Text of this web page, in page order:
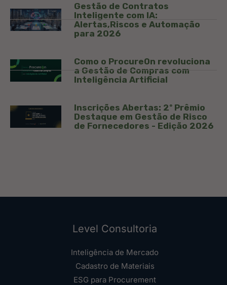
Gestão de Contratos
Inteligente com IA:
Alertas,Riscos e Automação
para 2026
Como o ProcureOn revoluciona
a Gestão de Compras com
Inteligência Artificial
Inscrições Abertas: 2º Prêmio
Destaque em Gestão de Risco
de Fornecedores - Edição 2026
Level Consultoria
Inteligência de Mercado
Cadastro de Materiais
ESG para Procurement